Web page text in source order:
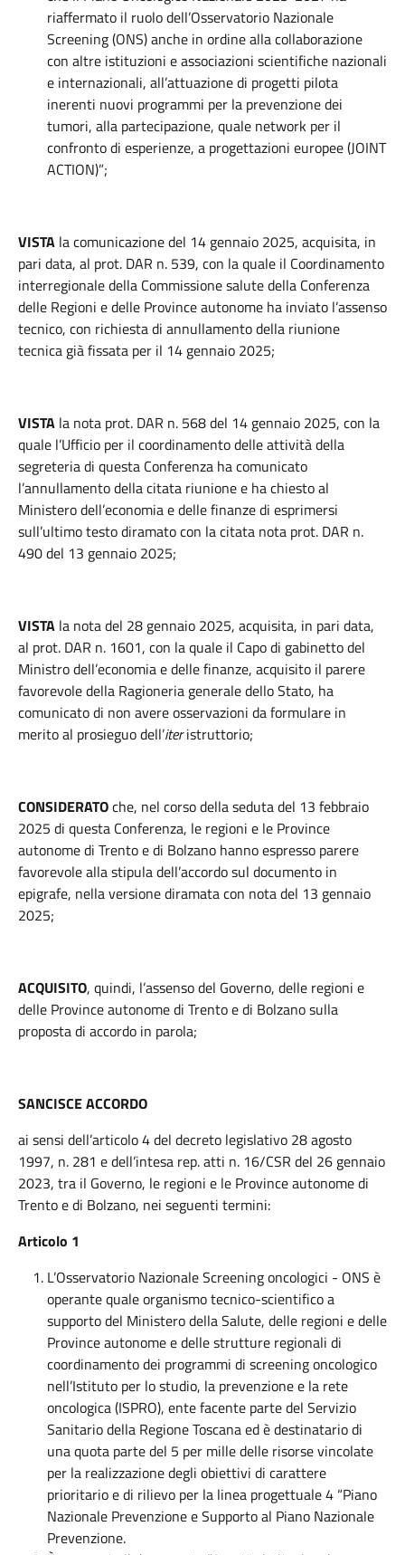
riaffermato il ruolo dell’Osservatorio Nazionale
Screening (ONS) anche in ordine alla collaborazione
con altre istituzioni e associazioni scientifiche nazionali
e internazionali, all’attuazione di progetti pilota
inerenti nuovi programmi per la prevenzione dei
tumori, alla partecipazione, quale network per il
confronto di esperienze, a progettazioni europee (JOINT
ACTION)”;
VISTA la comunicazione del 14 gennaio 2025, acquisita, in
pari data, al prot. DAR n. 539, con la quale il Coordinamento
interregionale della Commissione salute della Conferenza
delle Regioni e delle Province autonome ha inviato l’assenso
tecnico, con richiesta di annullamento della riunione
tecnica già fissata per il 14 gennaio 2025;
VISTA la nota prot. DAR n. 568 del 14 gennaio 2025, con la
quale l’Ufficio per il coordinamento delle attività della
segreteria di questa Conferenza ha comunicato
l’annullamento della citata riunione e ha chiesto al
Ministero dell’economia e delle finanze di esprimersi
sull’ultimo testo diramato con la citata nota prot. DAR n.
490 del 13 gennaio 2025;
VISTA la nota del 28 gennaio 2025, acquisita, in pari data,
al prot. DAR n. 1601, con la quale il Capo di gabinetto del
Ministro dell’economia e delle finanze, acquisito il parere
favorevole della Ragioneria generale dello Stato, ha
comunicato di non avere osservazioni da formulare in
merito al prosieguo dell’iteristruttorio;
CONSIDERATOche, nel corso della seduta del 13 febbraio
2025 di questa Conferenza, le regioni e le Province
autonome di Trento e di Bolzano hanno espresso parere
favorevole alla stipula dell’accordo sul documento in
epigrafe, nella versione diramata con nota del 13 gennaio
2025;
ACQUISITO, quindi, l’assenso del Governo, delle regioni e
delle Province autonome di Trento e di Bolzano sulla
proposta di accordo in parola;
SANCISCE ACCORDO
ai sensi dell’articolo 4 del decreto legislativo 28 agosto
1997, n. 281 e dell’intesa rep. atti n. 16/CSR del 26 gennaio
2023, tra il Governo, le regioni e le Province autonome di
Trento e di Bolzano, nei seguenti termini:
Articolo 1
L’Osservatorio Nazionale Screening oncologici - ONS è
operante quale organismo tecnico-scientifico a
supporto del Ministero della Salute, delle regioni e delle
Province autonome e delle strutture regionali di
coordinamento dei programmi di screening oncologico
nell’Istituto per lo studio, la prevenzione e la rete
oncologica (ISPRO), ente facente parte del Servizio
Sanitario della Regione Toscana ed è destinatario di
una quota parte del 5 per mille delle risorse vincolate
per la realizzazione degli obiettivi di carattere
prioritario e di rilievo per la linea progettuale 4 “Piano
Nazionale Prevenzione e Supporto al Piano Nazionale
Prevenzione.